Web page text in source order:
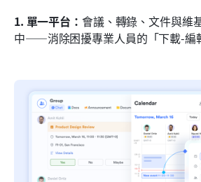
1. 單一平台： 會議、轉錄、文件與維
中——消除困擾專業人員的「下載-編